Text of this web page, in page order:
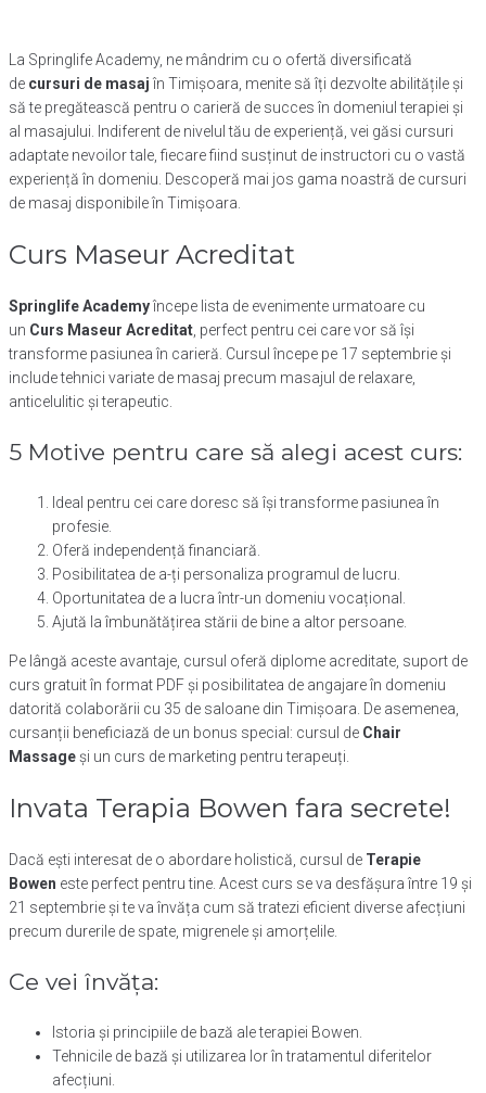
La Springlife Academy, ne mândrim cu o ofertă diversificată
de cursuri de masaj în Timișoara, menite să îți dezvolte abilitățile și
să te pregătească pentru o carieră de succes în domeniul terapiei și
al masajului. Indiferent de nivelul tău de experiență, vei găsi cursuri
adaptate nevoilor tale, fiecare fiind susținut de instructori cu o vastă
experiență în domeniu. Descoperă mai jos gama noastră de cursuri
de masaj disponibile în Timișoara.
Curs Maseur Acreditat
Springlife Academyîncepe lista de evenimente urmatoare cu
un Curs Maseur Acreditat , perfect pentru cei care vor să își
transforme pasiunea în carieră. Cursul începe pe 17 septembrie și
include tehnici variate de masaj precum masajul de relaxare,
anticelulitic și terapeutic.
5 Motive pentru care să alegi acest curs:
Ideal pentru cei care doresc să își transforme pasiunea în
profesie.
Oferă independență financiară.
Posibilitatea de a-ți personaliza programul de lucru.
Oportunitatea de a lucra într-un domeniu vocațional.
Ajută la îmbunătățirea stării de bine a altor persoane.
Pe lângă aceste avantaje, cursul oferă diplome acreditate, suport de
curs gratuit în format PDF și posibilitatea de angajare în domeniu
datorită colaborării cu 35 de saloane din Timișoara. De asemenea,
cursanții beneficiază de un bonus special: cursul de Chair
Massageși un curs de marketing pentru terapeuți.
Invata Terapia Bowen fara secrete!
Dacă ești interesat de o abordare holistică, cursul de Terapie
Bowen este perfect pentru tine. Acest curs se va desfășura între 19 și
21 septembrie și te va învăța cum să tratezi eficient diverse afecțiuni
precum durerile de spate, migrenele și amorțelile.
Ce vei învăța:
Istoria și principiile de bază ale terapiei Bowen.
Tehnicile de bază și utilizarea lor în tratamentul diferitelor
afecțiuni.